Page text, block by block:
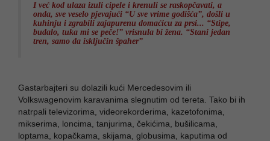
I već kod ulaza izuli cipele i krenuli se raskopčavati, a
onda, sve veselo pjevajući “U sve vrime godišća”, došli u
kuhinju i zgrabili zajapurenu domaćicu za prsi... “Stipe,
budalo, tuka mi se peče!” vrisnula bi žena. “Stani jedan
tren, samo da isključin špaher”
Gastarbajteri su dolazili kući Mercedesovim ili
Volkswagenovim karavanima slegnutim od tereta. Tako bi ih
natrpali televizorima, videorekorderima, kazetofonima,
mikserima, loncima, tanjurima, čekićima, bušilicama,
loptama, kopačkama, skijama, globusima, kaputima od